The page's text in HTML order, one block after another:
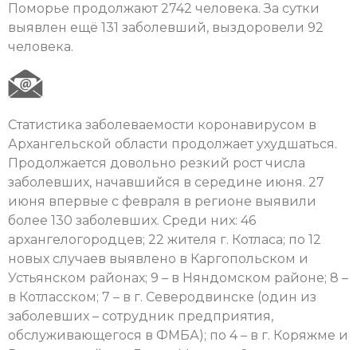
Поморье продолжают 2742 человека. За сутки
выявлен ещё 131 заболевший, выздоровели 92
человека.
Статистика заболеваемости коронавирусом в
Архангельской области продолжает ухудшаться.
Продолжается довольно резкий рост числа
заболевших, начавшийся в середине июня. 27
июня впервые с февраля в регионе выявили
более 130 заболевших. Среди них: 46
архангелогородцев; 22 жителя г. Котласа; по 12
новых случаев выявлено в Каргопольском и
Устьянском районах; 9 – в Няндомском районе; 8 –
в Котласском; 7 – в г. Северодвинске (один из
заболевших – сотрудник предприятия,
обслуживающегося в ФМБА); по 4 – в г. Коряжме и